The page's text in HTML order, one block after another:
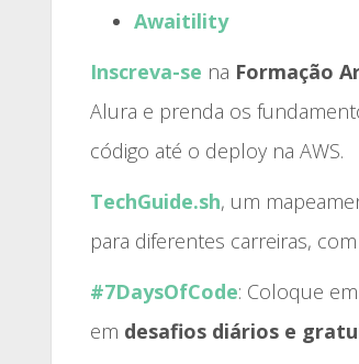
Awaitility
Inscreva-se na Formação
Alura e prenda os
código até o deploy na AWS.
TechGuide.sh, um
para diferentes carreiras,
#7DaysOfCode: Coloque
em desafios diários e